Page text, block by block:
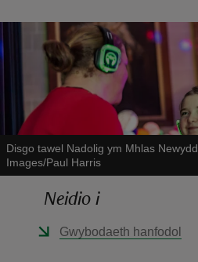
Disgo tawel Nadolig ym Mhlas Newydd
Images/Paul Harris
Neidio i
Gwybodaeth hanfodol